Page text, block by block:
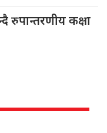
कक्षा